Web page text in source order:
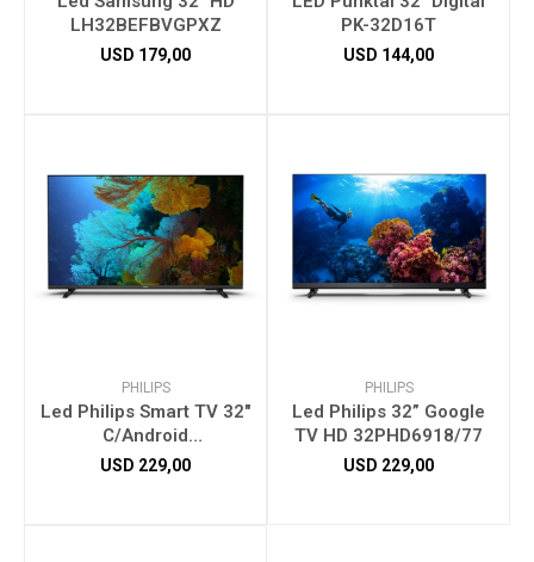
LH32BEFBVGPXZ
USD 179,00
PK-32D16T
USD 144,00
PHILIPS
Led Philips Smart TV 32"
C/Android
32PHD6947/55
USD 229,00
PHILIPS
Led Philips 32” Google
TV HD 32PHD6918/77
USD 229,00
Otros